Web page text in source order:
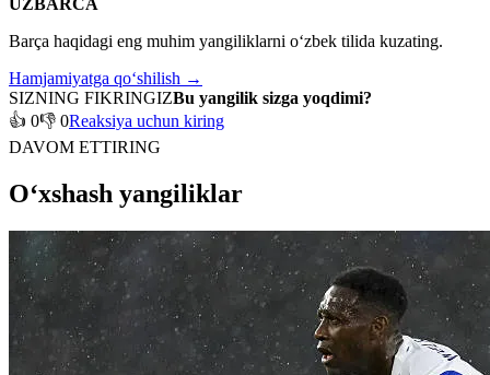
Barça haqidagi eng muhim yangiliklarni o‘zbek tilida kuzating.
Hamjamiyatga qo‘shilish →
SIZNING FIKRINGIZBu yangilik sizga yoqdimi?
👍 0👎 0Reaksiya uchun kiring
DAVOM ETTIRING
O‘xshash yangiliklar